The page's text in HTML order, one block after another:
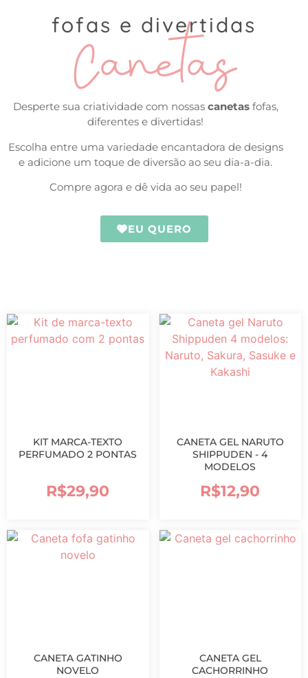
fofas e divertidas
Canetas
Desperte sua criatividade com nossas canetasfofas,
diferentes e divertidas!
Escolha entre uma variedade encantadora de designs
e adicione um toque de diversão ao seu dia-a-dia.
Compre agora e dê vida ao seu papel!
EU QUERO
KIT MARCA-TEXTO
PERFUMADO 2 PONTAS
R$29,90
CANETA GEL NARUTO
SHIPPUDEN - 4
MODELOS
R$12,90
CANETA GATINHO
NOVELO
CANETA GEL
CACHORRINHO